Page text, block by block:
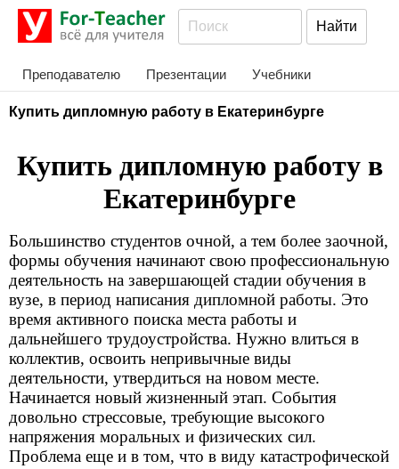
Преподавателю Презентации Учебники
Купить дипломную работу в Екатеринбурге
Купить дипломную работу в
Екатеринбурге
Большинство студентов очной, а тем более заочной,
формы обучения начинают свою профессиональную
деятельность на завершающей стадии обучения в
вузе, в период написания дипломной работы. Это
время активного поиска места работы и
дальнейшего трудоустройства. Нужно влиться в
коллектив, освоить непривычные виды
деятельности, утвердиться на новом месте.
Начинается новый жизненный этап. События
довольно стрессовые, требующие высокого
напряжения моральных и физических сил.
Проблема еще и в том, что в виду катастрофической